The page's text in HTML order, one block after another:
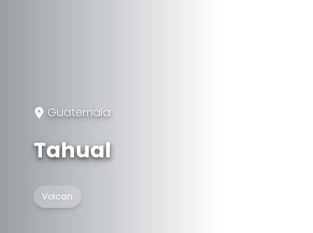
Guatemala
Tahual
Volcan